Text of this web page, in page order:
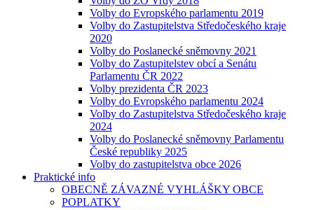
Volby do Evropského parlamentu 2019
Volby do Zastupitelstva Středočeského kraje
2020
Volby do Poslanecké sněmovny 2021
Volby do Zastupitelstev obcí a Senátu
Parlamentu ČR 2022
Volby prezidenta ČR 2023
Volby do Evropského parlamentu 2024
Volby do Zastupitelstva Středočeského kraje
2024
Volby do Poslanecké sněmovny Parlamentu
České republiky 2025
Volby do zastupitelstva obce 2026
Praktické info
OBECNĚ ZÁVAZNÉ VYHLÁŠKY OBCE
POPLATKY